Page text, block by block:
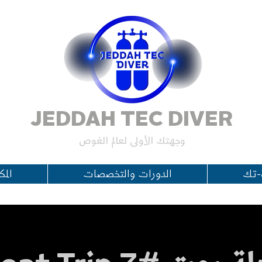
JEDDAH TEC DIVER
وجهتك الأولى لعالم الغوص
الدورات والتخصصات تك